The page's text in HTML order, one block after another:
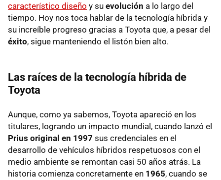
característico diseño y su evolución a lo largo del
tiempo. Hoy nos toca hablar de la tecnología híbrida y
su increíble progreso gracias a Toyota que, a pesar del
éxito, sigue manteniendo el listón bien alto.
Las raíces de la tecnología híbrida de
Toyota
Aunque, como ya sabemos, Toyota apareció en los
titulares, logrando un impacto mundial, cuando lanzó el
Prius original en 1997 sus credenciales en el
desarrollo de vehículos híbridos respetuosos con el
medio ambiente se remontan casi 50 años atrás. La
historia comienza concretamente en 1965, cuando se